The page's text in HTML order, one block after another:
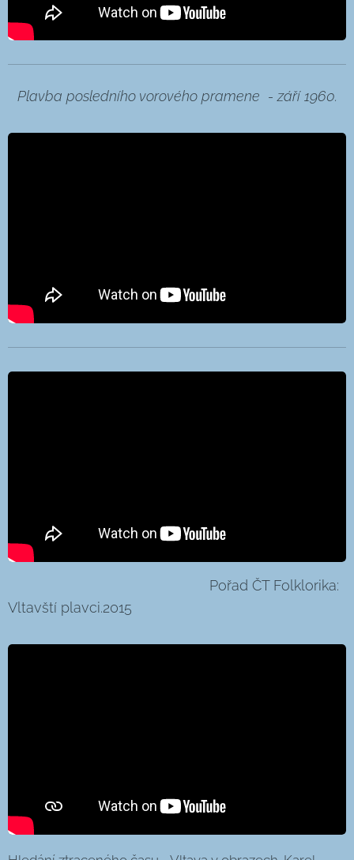
Plavba posledního vorového pramene - září 1960.
Pořad ČT Folklorika:
Vltavští plavci.2015